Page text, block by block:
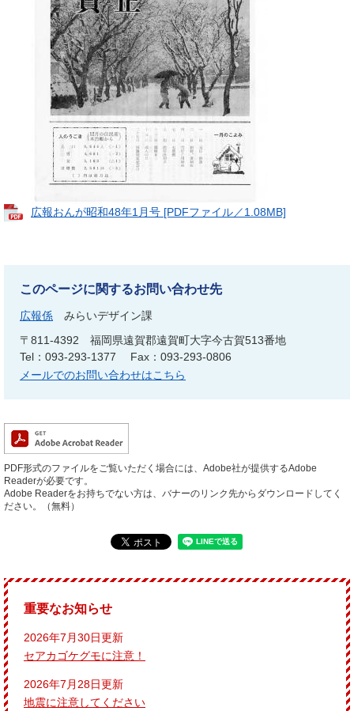
広報おんが昭和48年1月号 [PDFファイル／1.08MB]
このページに関するお問い合わせ先
広報係
みらいデザイン課
〒811-4392
福岡県遠賀郡遠賀町大字今古賀513番地
Tel：093-293-1377
Fax：093-293-0806
メールでのお問い合わせはこちら
PDF形式のファイルをご覧いただく場合には、Adobe社が提供するAdobe
Readerが必要です。
Adobe Readerをお持ちでない方は、バナーのリンク先からダウンロードしてく
ださい。（無料）
重要なお知らせ
2026年7月30日更新
セアカゴケグモに注意！
2026年7月28日更新
地震に注意してください